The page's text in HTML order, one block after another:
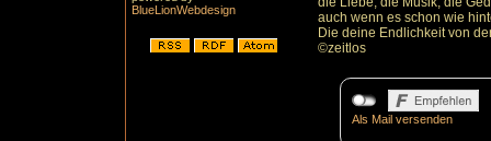
BlueLionWebdesign
auch wenn es schon wie
Die deine Endlichkeit von
©zeitlos
Als Mail versenden